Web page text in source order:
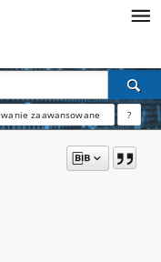
zaawansowane ?